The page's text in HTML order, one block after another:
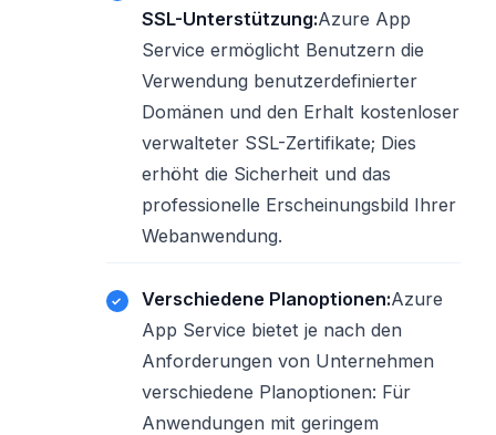
SSL-Unterstützung:Azure App
Service ermöglicht Benutzern die
Verwendung benutzerdefinierter
Domänen und den Erhalt kostenloser
verwalteter SSL-Zertifikate; Dies
erhöht die Sicherheit und das
professionelle Erscheinungsbild Ihrer
Webanwendung.
Verschiedene Planoptionen:Azure
App Service bietet je nach den
Anforderungen von Unternehmen
verschiedene Planoptionen: Für
Anwendungen mit geringem